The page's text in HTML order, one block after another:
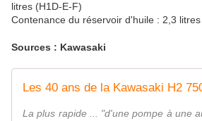
litres (H1D-E-F)
Contenance du réservoir d'huile : 2,3 litres
Sources : Kawasaki
La plus rapide ... "d'une pompe à une